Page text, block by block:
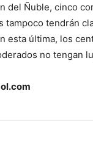
del Ñuble, cinco
tampoco tendrán
esta última, los
no tengan